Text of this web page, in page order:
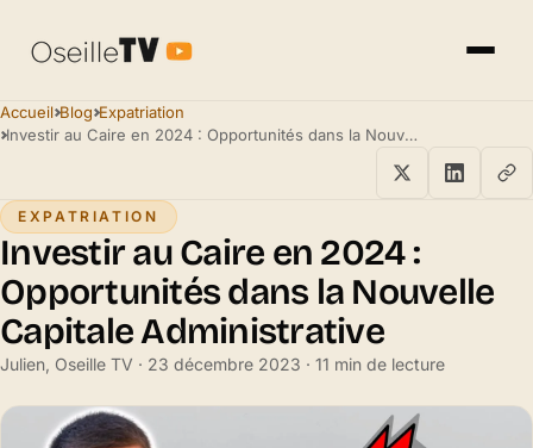
Accueil Blog Expatriation
Investir au Caire en 2024 : Opportunités dans la Nouvelle Capitale Administrative
EXPATRIATION
Investir au Caire en 2024 :
Opportunités dans la Nouvelle
Capitale Administrative
Julien, Oseille TV · 23 décembre 2023 · 11 min de lecture